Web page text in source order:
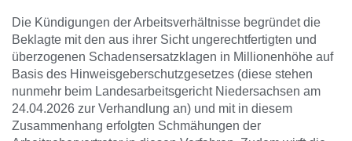
Die Kündigungen der Arbeitsverhältnisse begründet die
Beklagte mit den aus ihrer Sicht ungerechtfertigten und
überzogenen Schadensersatzklagen in Millionenhöhe auf
Basis des Hinweisgeberschutzgesetzes (diese stehen
nunmehr beim Landesarbeitsgericht Niedersachsen am
24.04.2026 zur Verhandlung an) und mit in diesem
Zusammenhang erfolgten Schmähungen der